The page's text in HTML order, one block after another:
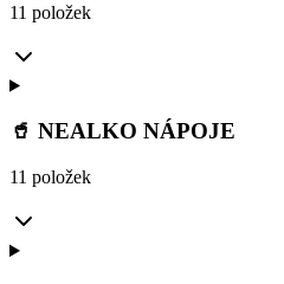
11 položek
🥤 NEALKO NÁPOJE
11 položek